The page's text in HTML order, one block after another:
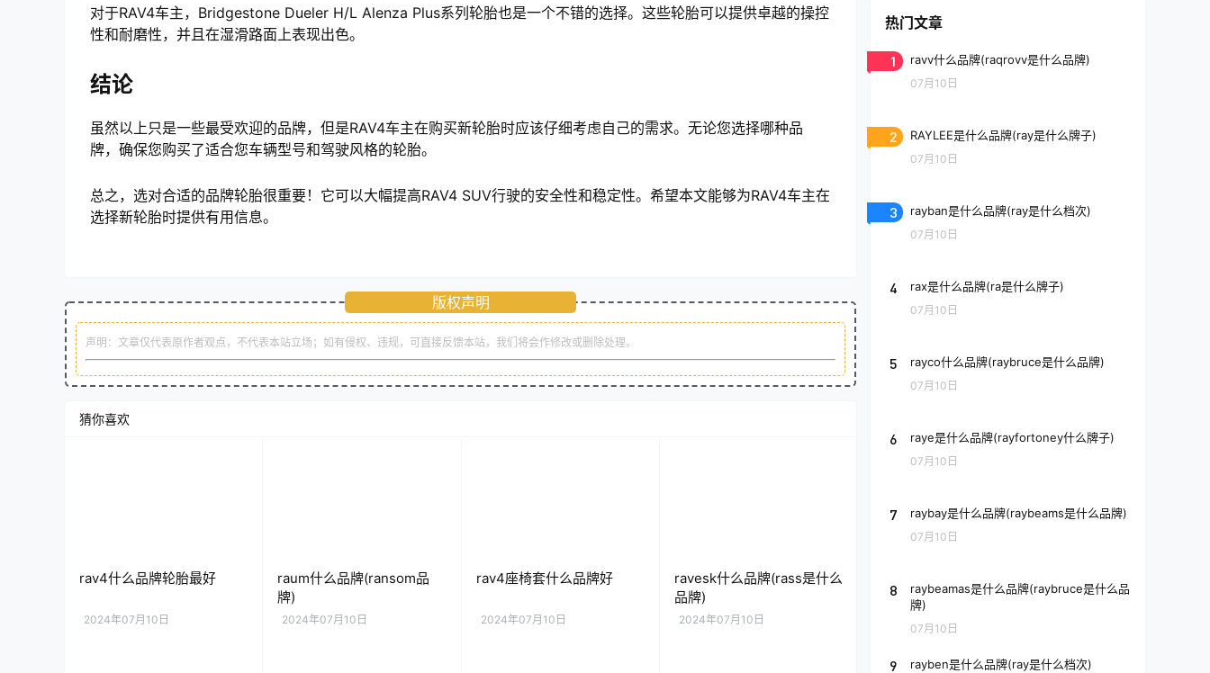
对于RAV4车主，Bridgestone Dueler H/L Alenza Plus系列轮胎也是一个不错的选择。这些轮胎可以提供卓越的操控
性和耐磨性，并且在湿滑路面上表现出色。
结论
虽然以上只是一些最受欢迎的品牌，但是RAV4车主在购买新轮胎时应该仔细考虑自己的需求。无论您选择哪种品
牌，确保您购买了适合您车辆型号和驾驶风格的轮胎。
总之，选对合适的品牌轮胎很重要！它可以大幅提高RAV4 SUV行驶的安全性和稳定性。希望本文能够为RAV4车主在
选择新轮胎时提供有用信息。
版权声明
声明：文章仅代表原作者观点，不代表本站立场；如有侵权、违规，可直接反馈本站，我们将会作修改或删除处理。
猜你喜欢
rav4什么品牌轮胎最好
2024年07月10日
raum什么品牌(ransom品
牌)
2024年07月10日
rav4座椅套什么品牌好
2024年07月10日
ravesk什么品牌(rass是什么
品牌)
2024年07月10日
热门文章
1 ravv什么品牌(raqrovv是什么品牌)
07月10日
2 RAYLEE是什么品牌(ray是什么牌子)
07月10日
3 rayban是什么品牌(ray是什么档次)
07月10日
4 rax是什么品牌(ra是什么牌子)
07月10日
5 rayco什么品牌(raybruce是什么品牌)
07月10日
6 raye是什么品牌(rayfortoney什么牌子)
07月10日
7 raybay是什么品牌(raybeams是什么品牌)
07月10日
8
raybeamas是什么品牌(raybruce是什么品
牌)
07月10日
9 rayben是什么品牌(ray是什么档次)